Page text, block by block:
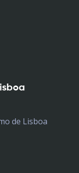
de Lisboa